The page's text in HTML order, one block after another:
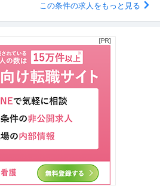
この条件の求人をもっと見る